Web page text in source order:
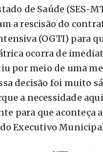
de Saúde (SES-
a rescisão do
(OGTI) para
ocorra de
por meio de uma
decisão foi muito
a necessidade
para que aconteça
Executivo